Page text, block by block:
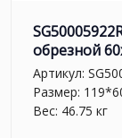
обрезной
Артикул:
Размер:
Вес: 46.75 кг